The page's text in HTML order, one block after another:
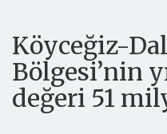
Köyceğiz-
Bölgesi’nin
değeri 51